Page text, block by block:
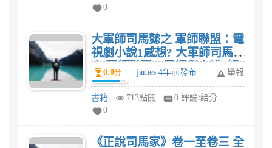
0
大軍師司馬懿之 軍師聯盟：電
視劇小說1感想? 大軍師司馬懿
之 軍師聯盟：電視劇小說1好
看嗎?
0.0分 james 4年前發布 舉報
書籍 713點閱
0 評論/給分
0
《正說司馬家》卷一至卷三 全